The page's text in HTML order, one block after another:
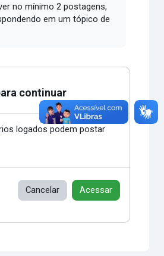
no mínimo 2 postagens,
em um tópico de
continuar
logados podem postar
Cancelar Acessar